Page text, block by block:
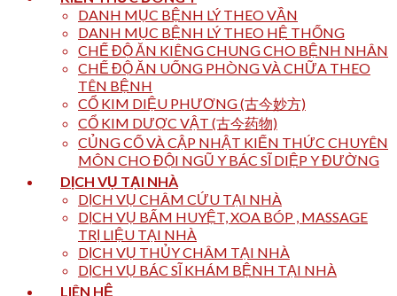
DANH MỤC BỆNH LÝ THEO VẦN
DANH MỤC BỆNH LÝ THEO HỆ THỐNG
CHẾ ĐỘ ĂN KIÊNG CHUNG CHO BỆNH NHÂN
CHẾ ĐỘ ĂN UỐNG PHÒNG VÀ CHỮA THEO
TÊN BỆNH
CỔ KIM DIỆU PHƯƠNG (古今妙方)
CỔ KIM DƯỢC VẬT (古今药物)
CỦNG CỐ VÀ CẬP NHẬT KIẾN THỨC CHUYÊN
MÔN CHO ĐỘI NGŨ Y BÁC SĨ DIỆP Y ĐƯỜNG
DỊCH VỤ TẠI NHÀ
DỊCH VỤ CHÂM CỨU TẠI NHÀ
DỊCH VỤ BẤM HUYỆT, XOA BÓP , MASSAGE
TRỊ LIỆU TẠI NHÀ
DỊCH VỤ THỦY CHÂM TẠI NHÀ
DỊCH VỤ BÁC SĨ KHÁM BỆNH TẠI NHÀ
LIÊN HỆ